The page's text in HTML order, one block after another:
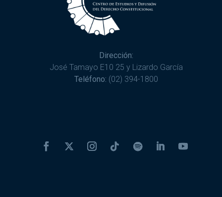
Dirección:
José Tamayo E10 25 y Lizardo García
Teléfono: (02) 394-1800